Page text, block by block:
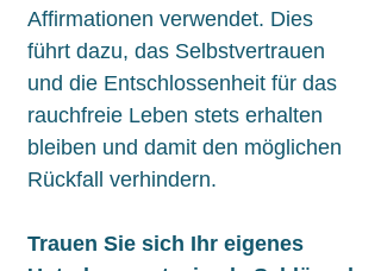
Affirmationen verwendet. Dies
führt dazu, das Selbstvertrauen
und die Entschlossenheit für das
rauchfreie Leben stets erhalten
bleiben und damit den möglichen
Rückfall verhindern.
Trauen Sie sich Ihr eigenes